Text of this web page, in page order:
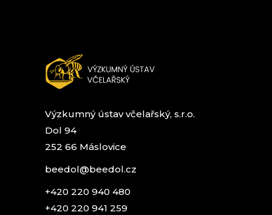
Výzkumný ústav včelařský, s.r.o.
Dol 94
252 66 Máslovice
beedol@beedol.cz
+420 220 940 480
+420 220 941 259